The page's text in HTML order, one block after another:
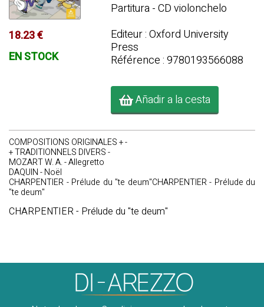
18.23 €
EN STOCK
Partitura - CD violonchelo
Editeur : Oxford University
Press
Référence : 9780193566088
Añadir a la cesta
COMPOSITIONS ORIGINALES + -
+ TRADITIONNELS DIVERS -
MOZART W. A. - Allegretto
DAQUIN - Noël
CHARPENTIER - Prélude du "te deum"CHARPENTIER - Prélude du
"te deum"
CHARPENTIER - Prélude du "te deum"